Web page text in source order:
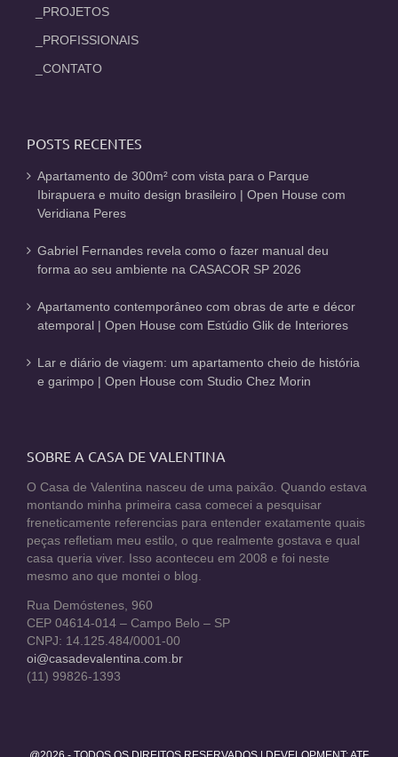
_PROJETOS
_PROFISSIONAIS
_CONTATO
POSTS RECENTES
Apartamento de 300m² com vista para o Parque
Ibirapuera e muito design brasileiro | Open House com
Veridiana Peres
Gabriel Fernandes revela como o fazer manual deu
forma ao seu ambiente na CASACOR SP 2026
Apartamento contemporâneo com obras de arte e décor
atemporal | Open House com Estúdio Glik de Interiores
Lar e diário de viagem: um apartamento cheio de história
e garimpo | Open House com Studio Chez Morin
SOBRE A CASA DE VALENTINA
O Casa de Valentina nasceu de uma paixão. Quando estava
montando minha primeira casa comecei a pesquisar
freneticamente referencias para entender exatamente quais
peças refletiam meu estilo, o que realmente gostava e qual
casa queria viver. Isso aconteceu em 2008 e foi neste
mesmo ano que montei o blog.
Rua Demóstenes, 960
CEP 04614-014 – Campo Belo – SP
CNPJ: 14.125.484/0001-00
oi@casadevalentina.com.br
(11) 99826-1393